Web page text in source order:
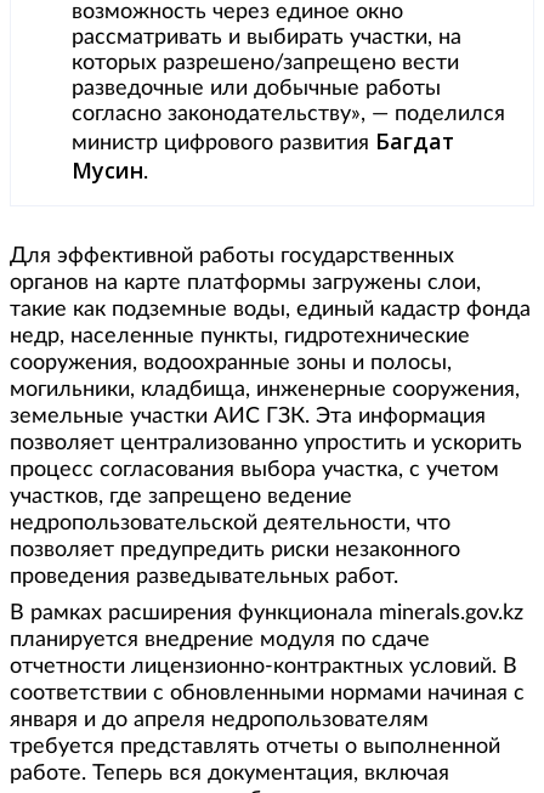
возможность через единое окно
рассматривать и выбирать участки, на
которых разрешено/запрещено вести
разведочные или добычные работы
согласно законодательству», — поделился
министр цифрового развития Багдат
Мусин.
Для эффективной работы государственных
органов на карте платформы загружены слои,
такие как подземные воды, единый кадастр фонда
недр, населенные пункты, гидротехнические
сооружения, водоохранные зоны и полосы,
могильники, кладбища, инженерные сооружения,
земельные участки АИС ГЗК. Эта информация
позволяет централизованно упростить и ускорить
процесс согласования выбора участка, с учетом
участков, где запрещено ведение
недропользовательской деятельности, что
позволяет предупредить риски незаконного
проведения разведывательных работ.
В рамках расширения функционала minerals.gov.kz
планируется внедрение модуля по сдаче
отчетности лицензионно-контрактных условий. В
соответствии с обновленными нормами начиная с
января и до апреля недропользователям
требуется представлять отчеты о выполненной
работе. Теперь вся документация, включая